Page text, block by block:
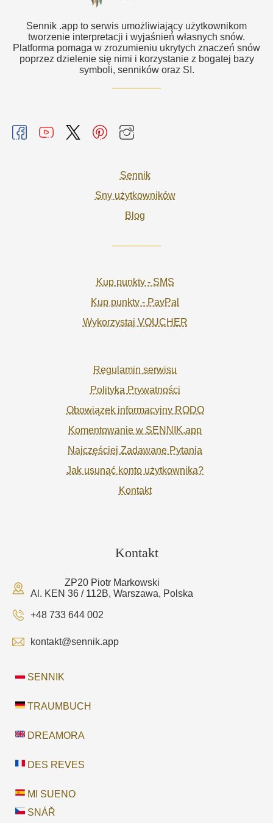
Sennik .app to serwis umożliwiający użytkownikom
tworzenie interpretacji i wyjaśnień własnych snów.
Platforma pomaga w zrozumieniu ukrytych znaczeń snów
poprzez dzielenie się nimi i korzystanie z bogatej bazy
symboli, senników oraz SI.
Sennik
Sny użytkowników
Blog
Kup punkty - SMS
Kup punkty - PayPal
Wykorzystaj VOUCHER
Regulamin serwisu
Polityka Prywatności
Obowiązek informacyjny RODO
Komentowanie w SENNIK.app
Najczęściej Zadawane Pytania
Jak usunąć konto użytkownika?
Kontakt
Kontakt
ZP20 Piotr Markowski
Al. KEN 36 / 112B, Warszawa, Polska
+48 733 644 002
kontakt@sennik.app
SENNIK
TRAUMBUCH
DREAMORA
DES REVES
MI SUENO
SNÁŘ